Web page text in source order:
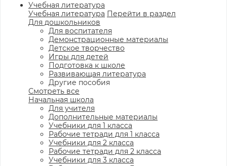
Учебная литература
Учебная литература Перейти в раздел
Для дошкольников
Для воспитателя
Демонстрационные материалы
Детское творчество
Игры для детей
Подготовка к школе
Развивающая литература
Другие пособия
Смотреть все
Начальная школа
Для учителя
Дополнительные материалы
Учебники для 1 класса
Рабочие тетради для 1 класса
Учебники для 2 класса
Рабочие тетради для 2 класса
Учебники для 3 класса